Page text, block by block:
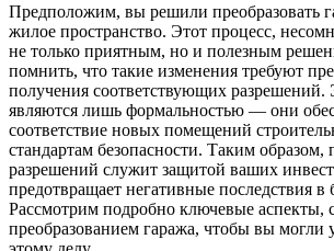
Предположим, вы решили преобразовать
жилое пространство. Этот процесс,
не только приятным, но и полезным
помнить, что такие изменения требуют
получения соответствующих разрешений.
являются лишь формальностью — они
соответствие новых помещений
стандартам безопасности. Таким образом,
разрешений служит защитой ваших
предотвращает негативные последствия в
Рассмотрим подробно ключевые аспекты,
преобразованием гаража, чтобы вы могли